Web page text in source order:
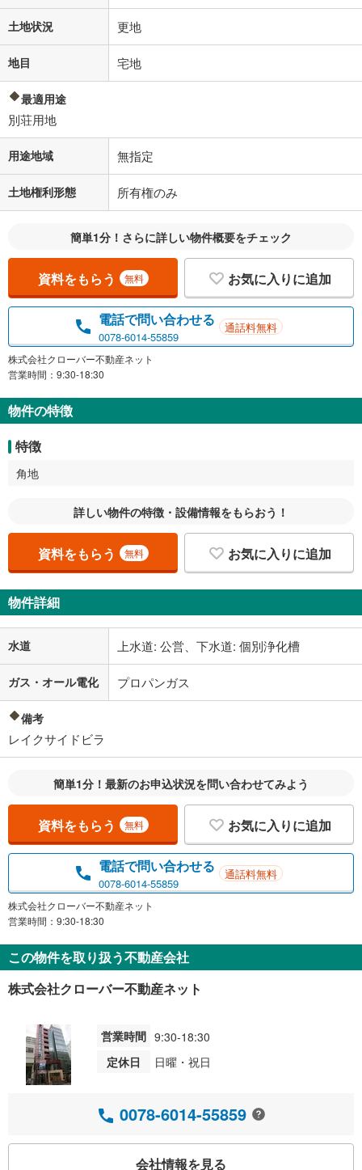
土地状況 更地
地目 宅地
最適用途
別荘用地
用途地域 無指定
土地権利形態 所有権のみ
簡単1分！さらに詳しい物件概要をチェック
資料をもらう 無料 お気に入りに追加
電話で問い合わせる
0078-6014-55859
通話料無料
株式会社クローバー不動産ネット
営業時間：9:30-18:30
物件の特徴
特徴
角地
詳しい物件の特徴・設備情報をもらおう！
資料をもらう 無料 お気に入りに追加
物件詳細
水道 上水道: 公営、下水道: 個別浄化槽
ガス・オール電化 プロパンガス
備考
レイクサイドビラ
簡単1分！最新のお申込状況を問い合わせてみよう
資料をもらう 無料 お気に入りに追加
電話で問い合わせる
0078-6014-55859
通話料無料
株式会社クローバー不動産ネット
営業時間：9:30-18:30
この物件を取り扱う不動産会社
株式会社クローバー不動産ネット
営業時間 9:30-18:30
定休日
日曜・祝日
0078-6014-55859
会社情報を見る